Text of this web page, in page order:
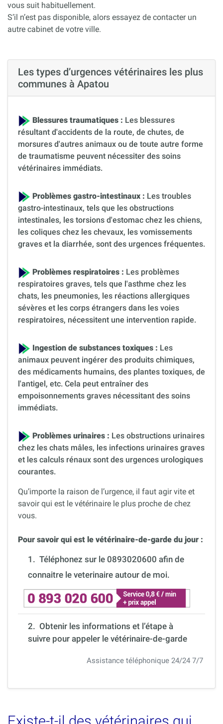
vous suit habituellement.
S’il n’est pas disponible, alors essayez de contacter un
autre cabinet de votre ville.
Les types d’urgences vétérinaires les plus
communes à Apatou
Blessures traumatiques : Les blessures
résultant d'accidents de la route, de chutes, de
morsures d'autres animaux ou de toute autre forme
de traumatisme peuvent nécessiter des soins
vétérinaires immédiats.
Problèmes gastro-intestinaux : Les troubles
gastro-intestinaux, tels que les obstructions
intestinales, les torsions d'estomac chez les chiens,
les coliques chez les chevaux, les vomissements
graves et la diarrhée, sont des urgences fréquentes.
Problèmes respiratoires : Les problèmes
respiratoires graves, tels que l'asthme chez les
chats, les pneumonies, les réactions allergiques
sévères et les corps étrangers dans les voies
respiratoires, nécessitent une intervention rapide.
Ingestion de substances toxiques : Les
animaux peuvent ingérer des produits chimiques,
des médicaments humains, des plantes toxiques, de
l'antigel, etc. Cela peut entraîner des
empoisonnements graves nécessitant des soins
immédiats.
Problèmes urinaires : Les obstructions urinaires
chez les chats mâles, les infections urinaires graves
et les calculs rénaux sont des urgences urologiques
courantes.
Qu’importe la raison de l’urgence, il faut agir vite et
savoir qui est le vétérinaire le plus proche de chez
vous.
Pour savoir qui est le vétérinaire-de-garde du jour :
1. Téléphonez sur le 0893020600 afin de
connaitre le veterinaire autour de moi.
2. Obtenir les informations et l’étape à
suivre pour appeler le vétérinaire-de-garde
Assistance téléphonique 24/24 7/7